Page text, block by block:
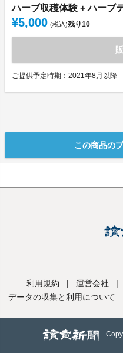
ハーブ収穫体験 + ハーブ
¥5,000 (税込)残り10
ご提供予定時期：2021年8月以降
この商品の
利用規約 | 運営会社 |
データの収集と利用について